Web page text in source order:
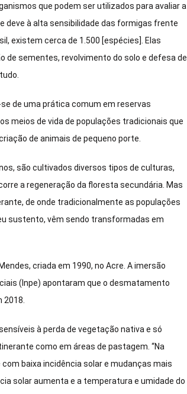
que podem ser utilizados para avaliar a
deve à alta sensibilidade das formigas frente
existem cerca de 1.500 [espécies]. Elas
sementes, revolvimento do solo e defesa de
de uma prática comum em reservas
meios de vida de populações tradicionais que
de animais de pequeno porte.
são cultivados diversos tipos de culturas,
a regeneração da floresta secundária. Mas
de onde tradicionalmente as populações
sustento, vêm sendo transformadas em
criada em 1990, no Acre. A imersão
(Inpe) apontaram que o desmatamento
à perda de vegetação nativa e só
como em áreas de pastagem. “Na
baixa incidência solar e mudanças mais
solar aumenta e a temperatura e umidade do